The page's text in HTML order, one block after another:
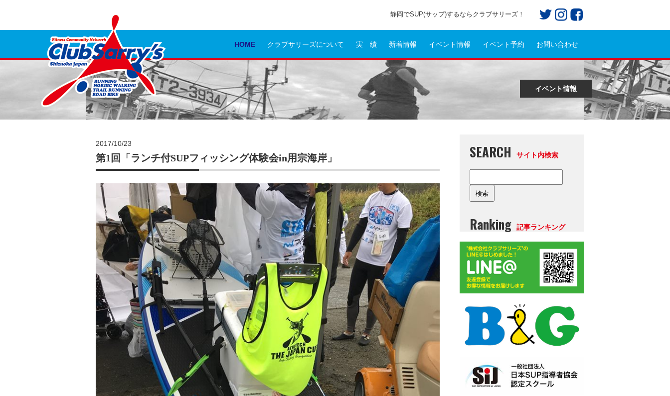
静岡でSUP(サップ)するならクラブサリーズ！
HOME クラブサリーズについて 実 績 新着情報 イベント情報 イベント予約 お問い合わせ
イベント情報
2017/10/23
第1回「ランチ付SUPフィッシング体験会in用宗海岸」 SEARCH サイト内検索
Ranking 記事ランキング